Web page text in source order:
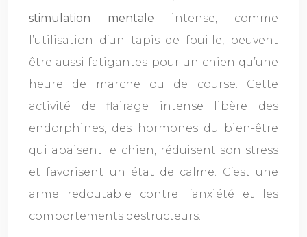
stimulation mentale intense, comme
l’utilisation d’un tapis de fouille, peuvent
être aussi fatigantes pour un chien qu’une
heure de marche ou de course. Cette
activité de flairage intense libère des
endorphines, des hormones du bien-être
qui apaisent le chien, réduisent son stress
et favorisent un état de calme. C’est une
arme redoutable contre l’anxiété et les
comportements destructeurs.